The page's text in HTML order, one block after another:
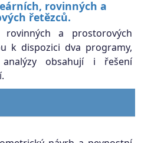
rovinných a
řetězců.
a prostorových
k dispozici dva programy,
obsahují i řešení